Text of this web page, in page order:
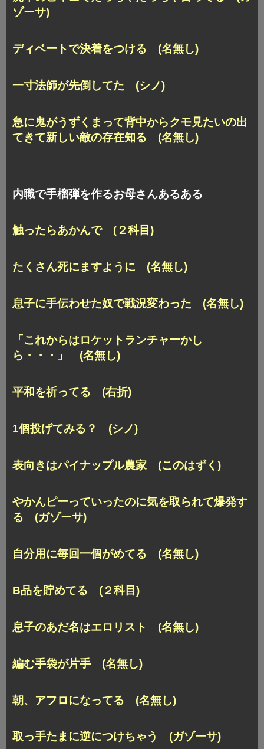
ゾーサ)
ディベートで決着をつける (名無し)
一寸法師が先倒してた (シノ)
急に鬼がうずくまって背中からクモ見たいの出
てきて新しい敵の存在知る (名無し)
内職で手榴弾を作るお母さんあるある
触ったらあかんで (２科目)
たくさん死にますように (名無し)
息子に手伝わせた奴で戦況変わった (名無し)
「これからはロケットランチャーかし
ら・・・」 (名無し)
平和を祈ってる (右折)
1個投げてみる？ (シノ)
表向きはパイナップル農家 (このはずく)
やかんピーっていったのに気を取られて爆発す
る (ガゾーサ)
自分用に毎回一個がめてる (名無し)
B品を貯めてる (２科目)
息子のあだ名はエロリスト (名無し)
編む手袋が片手 (名無し)
朝、アフロになってる (名無し)
取っ手たまに逆につけちゃう (ガゾーサ)